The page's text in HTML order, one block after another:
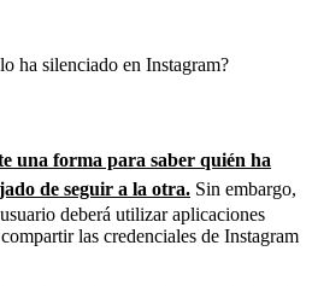
ha silenciado en Instagram?
una forma para saber quién ha
de seguir a la otra. Sin embargo,
deberá utilizar aplicaciones
las credenciales de Instagram